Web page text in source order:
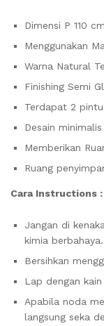
Dimensi P 110
Menggunakan
Warna Natural
Finishing Semi
Terdapat 2
Desain
Memberikan
Ruang
Cara Instructions :
Jangan di
kimia berbahaya.
Bersihkan
Lap dengan
Apabila noda
langsung seka